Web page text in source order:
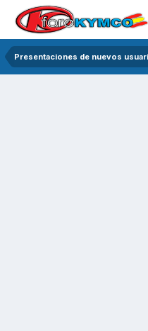
Presentaciones de nuevos